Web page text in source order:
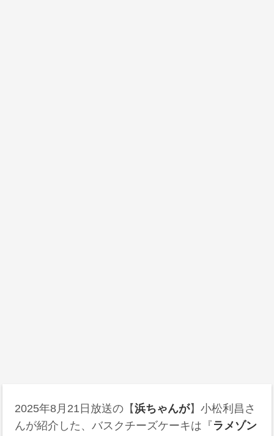
2025年8月21日 放送の【浜ちゃんが】小松利昌さ
んが紹介した、バスクチーズケーキは『 ラメゾン